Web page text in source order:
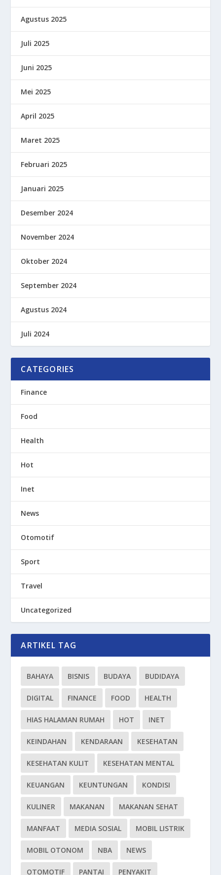
Agustus 2025
Juli 2025
Juni 2025
Mei 2025
April 2025
Maret 2025
Februari 2025
Januari 2025
Desember 2024
November 2024
Oktober 2024
September 2024
Agustus 2024
Juli 2024
CATEGORIES
Finance
Food
Health
Hot
Inet
News
Otomotif
Sport
Travel
Uncategorized
ARTIKEL TAG
BAHAYA BISNIS BUDAYA BUDIDAYA
DIGITAL FINANCE FOOD HEALTH
HIAS HALAMAN RUMAH HOT INET
KEINDAHAN KENDARAAN KESEHATAN
KESEHATAN KULIT KESEHATAN MENTAL
KEUANGAN KEUNTUNGAN KONDISI
KULINER MAKANAN MAKANAN SEHAT
MANFAAT MEDIA SOSIAL MOBIL LISTRIK
MOBIL OTONOM NBA NEWS
OTOMOTIF PANTAI PENYAKIT